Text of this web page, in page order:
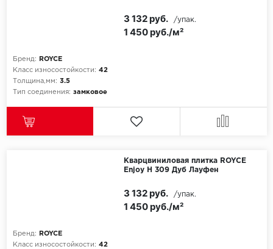
Egger
FineFlex
Бренд:
ROYCE
Класс износостойкости: 42
Толщина,мм: 3.5
Тип соединения: замковое
1 450 руб./м²
3 132 руб. /упак.
Кварцвиниловая плитка ROYCE
Enjoy Н 309 Дуб Лауфен
Бренд:
ROYCE
Класс износостойкости: 42
1 450 руб./м²
3 132 руб. /упак.